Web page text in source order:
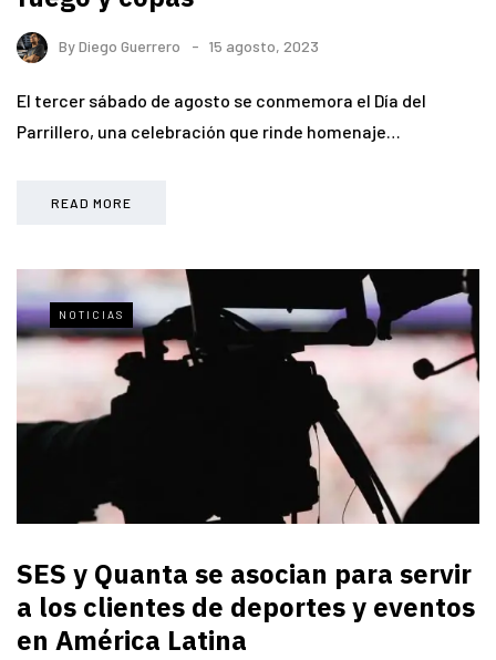
ByDiego Guerrero 15 agosto, 2023
El tercer sábado de agosto se conmemora el Día del
Parrillero, una celebración que rinde homenaje…
READ MORE
NOTICIAS
SES y Quanta se asocian para servir
a los clientes de deportes y eventos
en América Latina